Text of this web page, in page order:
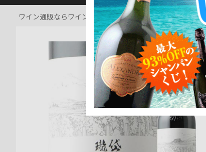
ワイン通販ならワインショップソムリエ > 赤ワイン通販 >